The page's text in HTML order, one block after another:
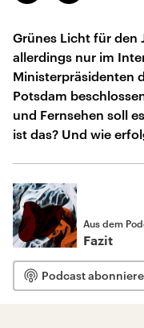
Grünes Licht für den
allerdings nur im
Ministerpräsidenten
Potsdam
und Fernsehen soll
ist das? Und wie
Aus dem
Fazit
Podcast